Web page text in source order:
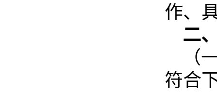
作、
二
（
符合